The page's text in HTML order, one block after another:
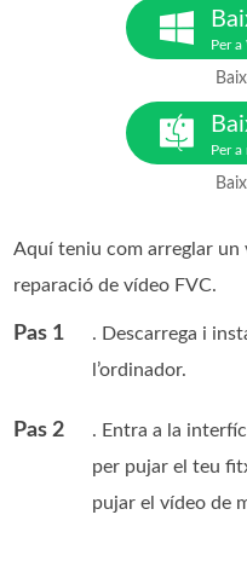
Per
Per
Aquí teniu com arreglar
reparació de vídeo FVC.
Pas 1
. Descarrega i
l’ordinador.
Pas 2
. Entra a la
per pujar el teu
pujar el vídeo de